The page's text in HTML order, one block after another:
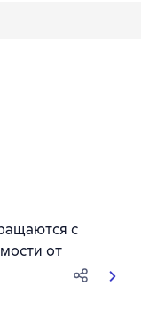
415 оценок
с
от